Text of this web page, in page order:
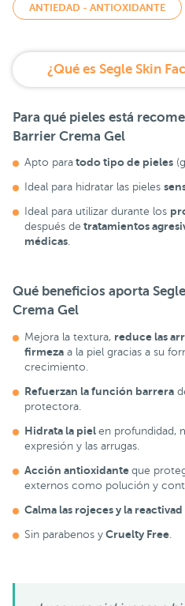
ANTIEDAD - ANTIOXIDANTE
Para qué pieles está
Barrier Crema Gel
Apto para todo tipo de pieles
Ideal para hidratar las pieles
Ideal para utilizar durante los
después de tratamientos
médicas.
Qué beneficios aporta
Crema Gel
Mejora la textura, reduce las
firmeza a la piel gracias a su
crecimiento.
Refuerzan la función barrera
protectora.
Hidrata la piel en profundidad,
expresión y las arrugas.
Acción antioxidante que
externos como polución y
Calma las rojeces y la reactivad
Sin parabenos y Cruelty Free